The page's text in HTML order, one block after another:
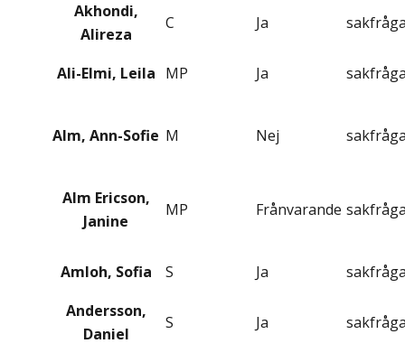
Akhondi,
Alireza
C Ja
Ali-Elmi, Leila MP Ja
Alm, Ann-Sofie M Nej
Alm Ericson,
Janine
MP Frånvarande
Amloh, Sofia S Ja
Andersson,
Daniel
S Ja